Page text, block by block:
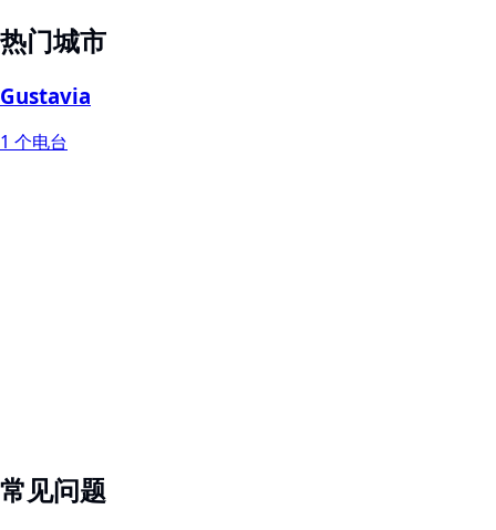
热门城市
Gustavia
1 个电台
常见问题